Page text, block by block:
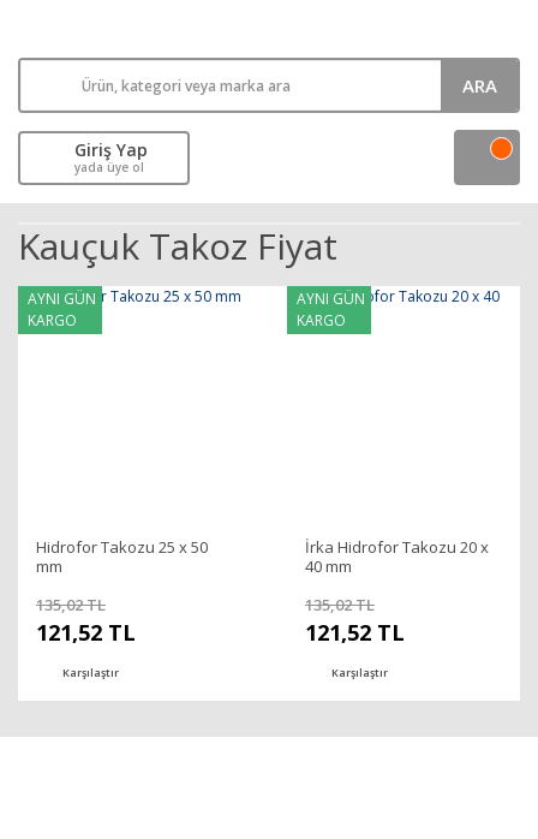
ARA
Giriş Yap
yada üye ol
Kauçuk Takoz Fiyat
AYNI GÜN
KARGO
Hidrofor Takozu 25 x 50
mm
135,02 TL
121,52 TL
Karşılaştır
AYNI GÜN
KARGO
İrka Hidrofor Takozu 20 x
40 mm
135,02 TL
121,52 TL
Karşılaştır